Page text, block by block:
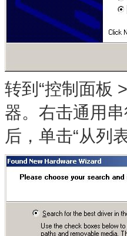
转到“控制面板
器。右击通用
后，单击“从列